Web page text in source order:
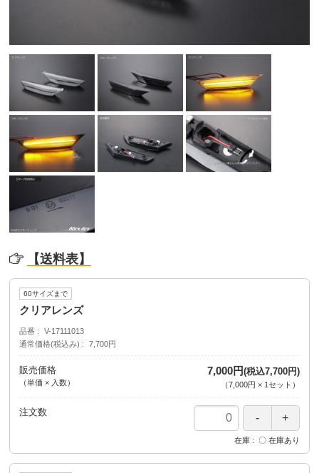
【送料表】
60サイズまで
クリアレンズ
品番
V-17111013
通常価格(税込み)
7,700円
販売価格
（単価 × 入数）
7,000円(税込7,700円)
（7,000円 × 1セット ）
注文数
在庫 〇 在庫あり